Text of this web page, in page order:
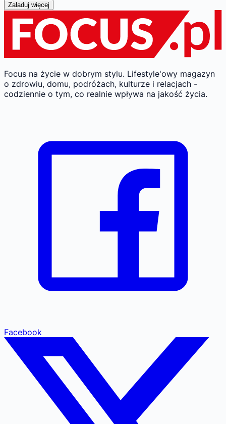
Załaduj więcej
Focus na życie w dobrym stylu. Lifestyle'owy magazyn
o zdrowiu, domu, podróżach, kulturze i relacjach -
codziennie o tym, co realnie wpływa na jakość życia.
Facebook